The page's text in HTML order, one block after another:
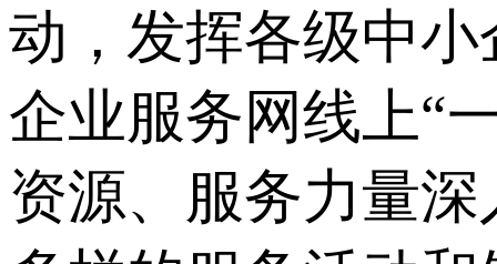
动，发挥各级中
企业服务网线上“
资源、服务力量